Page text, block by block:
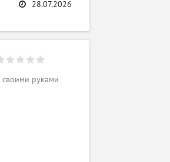
28.07.2026
своими руками